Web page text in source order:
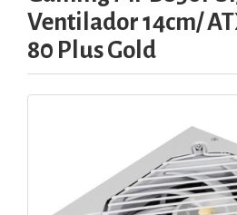
Ventilador 14cm/
80 Plus Gold